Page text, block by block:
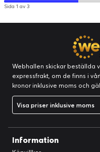
Sida 1 av 3
Webhallen skickar beställda
expressfrakt, om de finns i
kronor inklusive moms och
Visa priser inklusive moms
Information